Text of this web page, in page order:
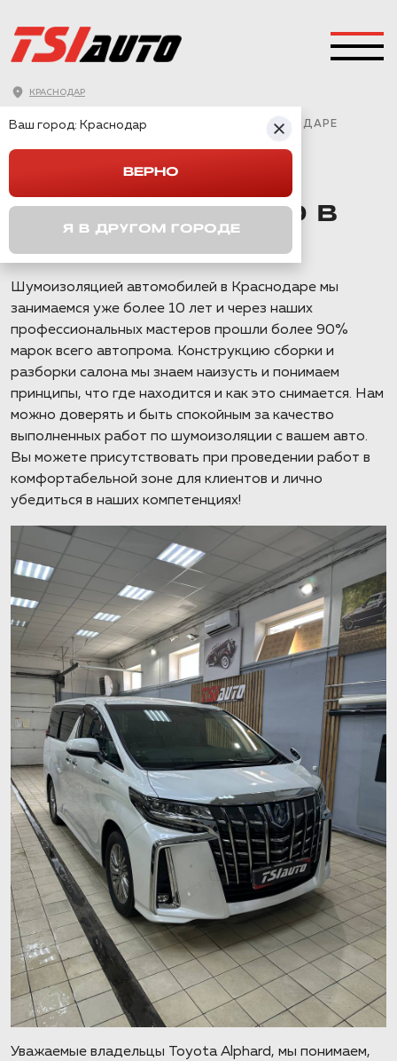
КРАСНОДАР
ШУМОИЗОЛЯЦИЯ TOYOTA ALPHARD В КРАСНОДАРЕ
TOYOTA ALPHARD В
Шумоизоляцией автомобилей в Краснодаре мы
занимаемся уже более 10 лет и через наших
профессиональных мастеров прошли более 90%
марок всего автопрома. Конструкцию сборки и
разборки салона мы знаем наизусть и понимаем
принципы, что где находится и как это снимается. Нам
можно доверять и быть спокойным за качество
выполненных работ по шумоизоляции с вашем авто.
Вы можете присутствовать при проведении работ в
комфортабельной зоне для клиентов и лично
убедиться в наших компетенциях!
Уважаемые владельцы Toyota Alphard, мы понимаем,
Ваш город: Краснодар
ВЕРНО
Я В ДРУГОМ ГОРОДЕ